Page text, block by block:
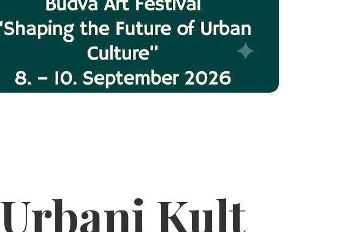
Urbani Kult